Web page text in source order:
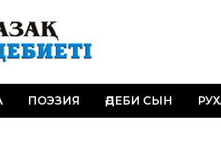
ПОЭЗИЯ ӘДЕБИ СЫН